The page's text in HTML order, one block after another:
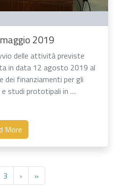
2019
delle attività previste
in data 12 agosto 2019 al
dei finanziamenti per gli
studi prototipali in …
More
3 › »